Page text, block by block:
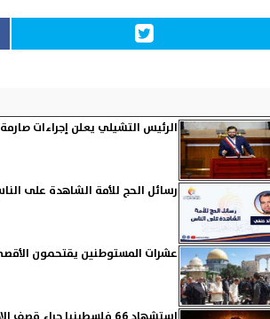
الرئيس التشيلي يعلن إجراءات
رسائل الحج للأمة الشاهدة على
عشرات المستوطنين يقتحمون